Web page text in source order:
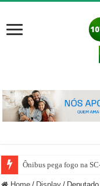
Ônibus pega fogo na